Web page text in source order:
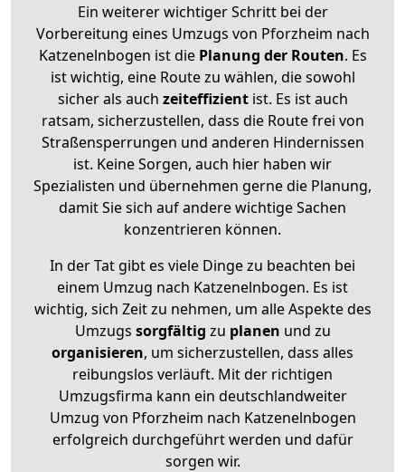
Ein weiterer wichtiger Schritt bei der
Vorbereitung eines Umzugs von Pforzheim nach
Katzenelnbogen ist diePlanung der Routen. Es
ist wichtig, eine Route zu wählen, die sowohl
sicher als auch zeiteffizientist. Es ist auch
ratsam, sicherzustellen, dass die Route frei von
Straßensperrungen und anderen Hindernissen
ist. Keine Sorgen, auch hier haben wir
Spezialisten und übernehmen gerne die Planung,
damit Sie sich auf andere wichtige Sachen
konzentrieren können.
In der Tat gibt es viele Dinge zu beachten bei
einem Umzug nach Katzenelnbogen. Es ist
wichtig, sich Zeit zu nehmen, um alle Aspekte des
Umzugs sorgfältig zu planen und zu
organisieren, um sicherzustellen, dass alles
reibungslos verläuft. Mit der richtigen
Umzugsfirma kann ein deutschlandweiter
Umzug von Pforzheim nach Katzenelnbogen
erfolgreich durchgeführt werden und dafür
sorgen wir.